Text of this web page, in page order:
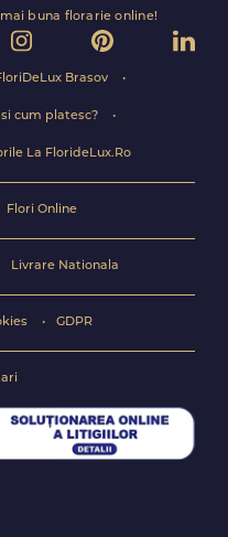
buna florarie online!
Brasov
cum platesc?
La FlorideLux.Ro
Flori Online
Livrare Nationala
GDPR